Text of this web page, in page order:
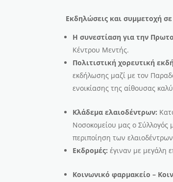
Εκδηλώσεις και συμμετοχή
Η συνεστίαση για την
Κέντρου Μεντής.
Πολιτιστική χορευτική
εκδήλωσης μαζί με τον
ενοικίασης της αίθουσας
Κλάδεμα ελαιοδέντρων:
Νοσοκομείου μας ο Σύλλογός
περιποίηση των
Εκδρομές:έγιναν με μεγάλη
Κοινωνικό φαρμακείο –